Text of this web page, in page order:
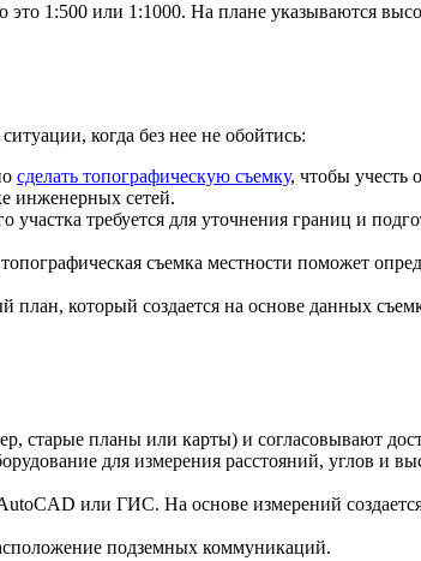
это 1:500 или 1:1000. На плане указываются
когда без нее не обойтись:
сделать топографическую съемку, чтобы учесть
инженерных сетей.
требуется для уточнения границ и
съемка местности поможет
план, который создается на основе данных
старые планы или карты) и согласовывают
для измерения расстояний, углов и
или ГИС. На основе измерений
подземных коммуникаций.